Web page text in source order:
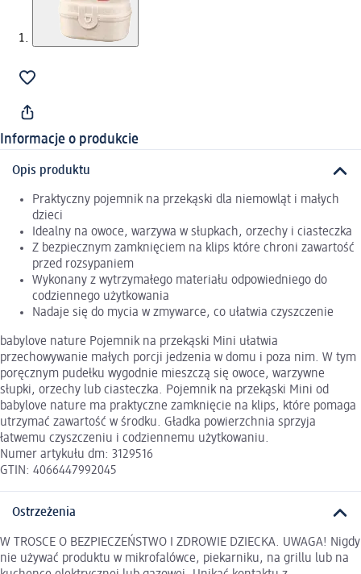
Informacje o produkcie
Opis produktu
Praktyczny pojemnik na przekąski dla niemowląt i małych
dzieci
Idealny na owoce, warzywa w słupkach, orzechy i ciasteczka
Z bezpiecznym zamknięciem na klips które chroni zawartość
przed rozsypaniem
Wykonany z wytrzymałego materiału odpowiedniego do
codziennego użytkowania
Nadaje się do mycia w zmywarce, co ułatwia czyszczenie
babylove nature Pojemnik na przekąski Mini ułatwia
przechowywanie małych porcji jedzenia w domu i poza nim. W tym
poręcznym pudełku wygodnie mieszczą się owoce, warzywne
słupki, orzechy lub ciasteczka. Pojemnik na przekąski Mini od
babylove nature ma praktyczne zamknięcie na klips, które pomaga
utrzymać zawartość w środku. Gładka powierzchnia sprzyja
łatwemu czyszczeniu i codziennemu użytkowaniu.
Numer artykułu dm: 3129516
GTIN: 4066447992045
Ostrzeżenia
W TROSCE O BEZPIECZEŃSTWO I ZDROWIE DZIECKA. UWAGA! Nigdy
nie używać produktu w mikrofalówce, piekarniku, na grillu lub na